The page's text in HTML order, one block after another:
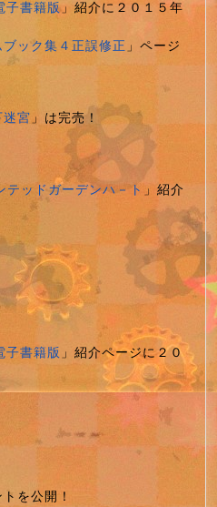
子書籍版」紹介に２０１５年
ック集４正誤修正」ページ
宮」は完売！
テッドガーデンハ－ト」紹介
子書籍版」紹介ページに２０
を公開！